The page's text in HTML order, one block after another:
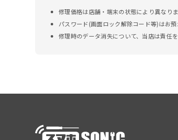
修理価格は店舗・端末の状態により異なり
パスワード(画面ロック解除コード等)はお預
修理時のデータ消失について、当店は責任